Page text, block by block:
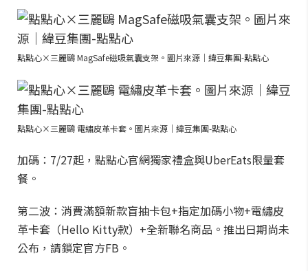
點點心×三麗鷗 MagSafe磁吸氣囊支架。圖片來源｜緯豆集團-點點心
點點心×三麗鷗 電繡皮革卡套。圖片來源｜緯豆集團-點點心
加碼：7/27起，點點心官網獨家禮盒與UberEats限量套
餐。
第二波：消費滿額新款盲抽卡包+指定加碼小物+電繡皮
革卡套（Hello Kitty款）+全新聯名商品。推出日期尚未
公布，請鎖定官方FB。